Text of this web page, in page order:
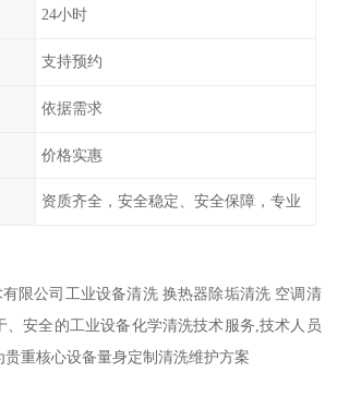
24小时
支持预约
依据需求
价格实惠
资质齐全，安全稳定、安全保障，专业
限公司工业设备清洗 换热器除垢清洗 空调清
、安全的工业设备化学清洗技术服务,技术人员
重核心设备量身定制清洗维护方案